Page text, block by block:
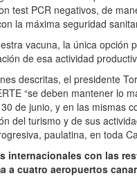
test PCR negativos, de
la máxima seguridad
vacuna, la única opción
de esa actividad
descritas, el presidente
“se deben mantener lo
de junio, y en las mismas
del turismo y de sus
paulatina, en toda
internacionales con las
a cuatro aeropuertos